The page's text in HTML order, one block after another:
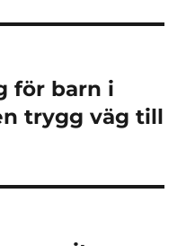
för barn i
trygg väg till